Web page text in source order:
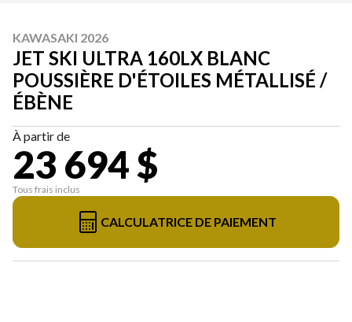
KAWASAKI 2026
JET SKI ULTRA 160LX BLANC
POUSSIÈRE D'ÉTOILES MÉTALLISÉ /
ÉBÈNE
À partir de
23 694 $
Tous frais inclus
CALCULATRICE DE PAIEMENT